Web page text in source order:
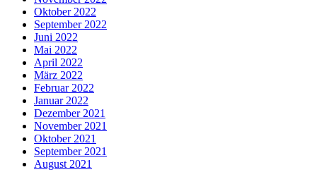
Oktober 2022
September 2022
Juni 2022
Mai 2022
April 2022
März 2022
Februar 2022
Januar 2022
Dezember 2021
November 2021
Oktober 2021
September 2021
August 2021